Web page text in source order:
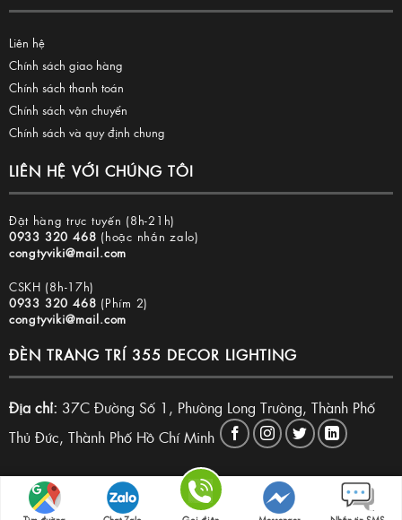
Liên hệ
Chính sách giao hàng
Chính sách thanh toán
Chính sách vận chuyển
Chính sách và quy định chung
LIÊN HỆ VỚI CHÚNG TÔI
Đặt hàng trực tuyến (8h-21h)
0933 320 468 (hoặc nhắn zalo)
congtyviki@mail.com
CSKH (8h-17h)
0933 320 468 (Phím 2)
congtyviki@mail.com
ĐÈN TRANG TRÍ 355 DECOR LIGHTING
Địa chỉ: 37C Đường Số 1, Phường Long Trường, Thành Phố
Thủ Đức, Thành Phố Hồ Chí Minh
Copyright 2026 © Đèn trang trí 355 Decor